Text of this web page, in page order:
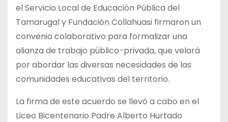
el Servicio Local de Educación Pública del
Tamarugal y Fundación Collahuasi firmaron un
convenio colaborativo para formalizar una
alianza de trabajo público-privada, que velará
por abordar las diversas necesidades de las
comunidades educativas del territorio.
La firma de este acuerdo se llevó a cabo en el
Liceo Bicentenario Padre Alberto Hurtado